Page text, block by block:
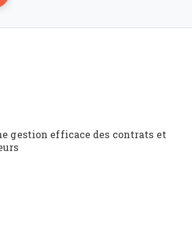
gestion efficace des contrats et